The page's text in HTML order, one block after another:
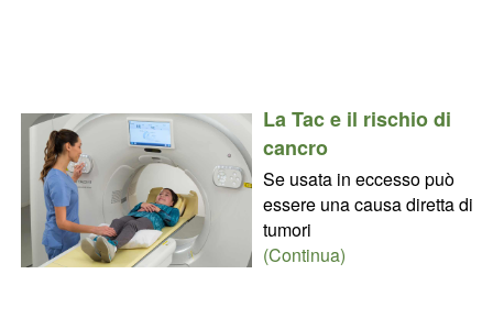
La Tac e il rischio di
cancro
Se usata in eccesso può
essere una causa diretta di
tumori
(Continua)